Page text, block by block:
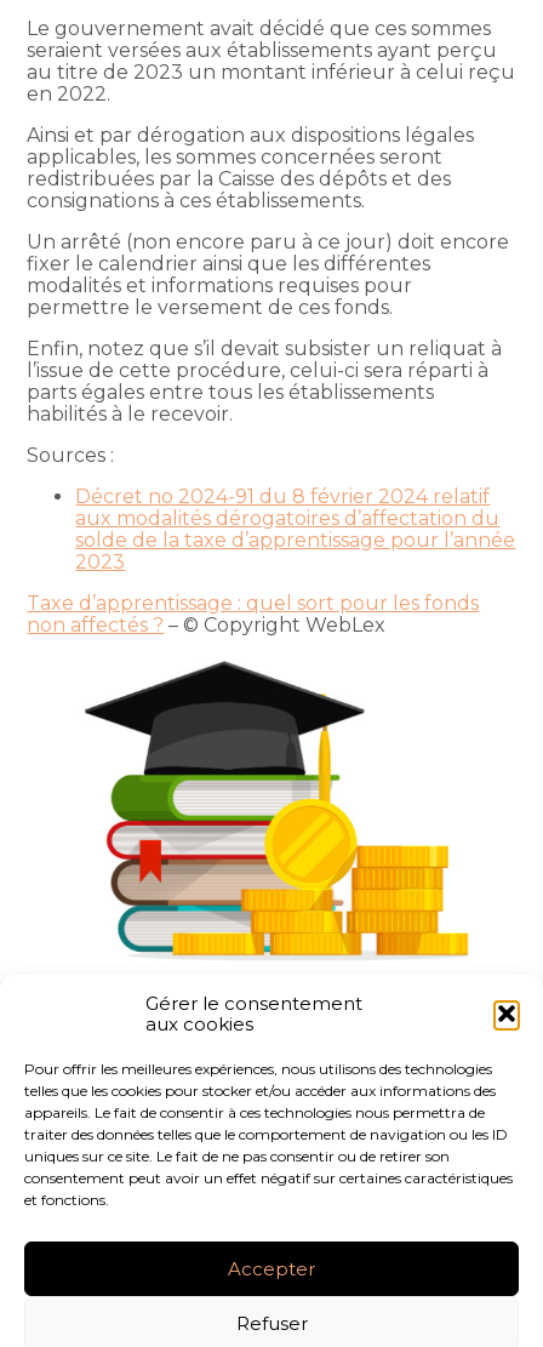
Gérer le consentement
aux cookies
Pour offrir les meilleures expériences, nous utilisons des technologies
telles que les cookies pour stocker et/ou accéder aux informations des
appareils. Le fait de consentir à ces technologies nous permettra de
traiter des données telles que le comportement de navigation ou les ID
uniques sur ce site. Le fait de ne pas consentir ou de retirer son
consentement peut avoir un effet négatif sur certaines caractéristiques
et fonctions.
Accepter
Refuser
Le gouvernement avait décidé que ces sommes
seraient versées aux établissements ayant perçu
au titre de 2023 un montant inférieur à celui reçu
en 2022.
Ainsi et par dérogation aux dispositions légales
applicables, les sommes concernées seront
redistribuées par la Caisse des dépôts et des
consignations à ces établissements.
Un arrêté (non encore paru à ce jour) doit encore
fixer le calendrier ainsi que les différentes
modalités et informations requises pour
permettre le versement de ces fonds.
Enfin, notez que s’il devait subsister un reliquat à
l’issue de cette procédure, celui-ci sera réparti à
parts égales entre tous les établissements
habilités à le recevoir.
Sources :
Décret no 2024-91 du 8 février 2024 relatif
aux modalités dérogatoires d’affectation du
solde de la taxe d’apprentissage pour l’année
2023
Taxe d’apprentissage : quel sort pour les fonds
non affectés ? – © Copyright WebLex
FaceBook
TwitterLinkedIn
Footer
LE CABINET NOS SERVICES
NOS OUTILS
RECRUTEMENT